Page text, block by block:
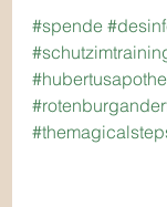
#spende